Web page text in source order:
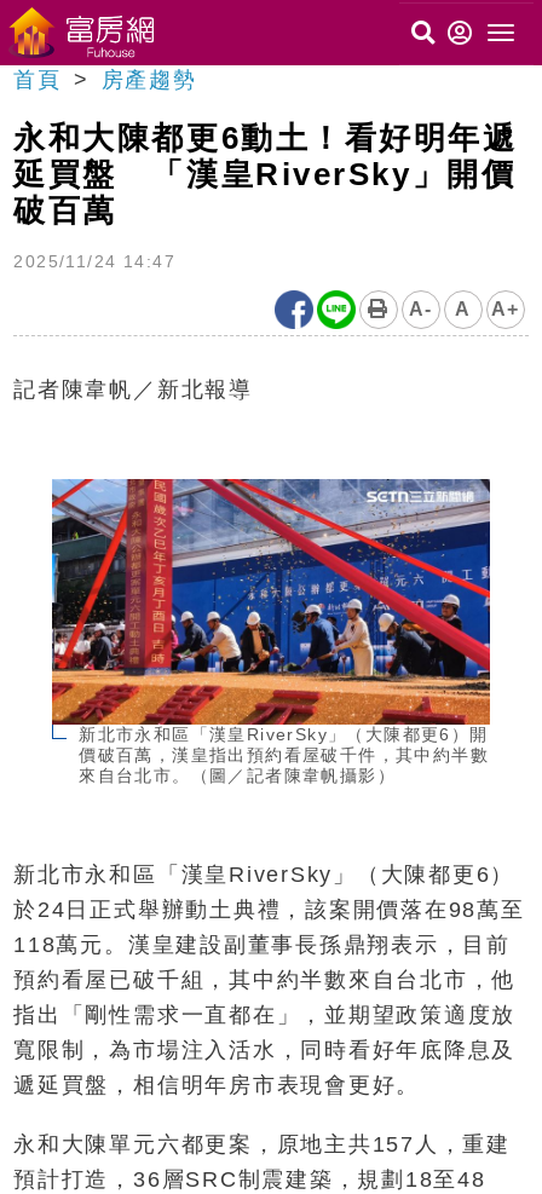
首頁 房產趨勢
永和大陳都更6動土！看好明年遞
延買盤 「漢皇RiverSky」開價
破百萬
2025/11/24 14:47
A- A A+
記者陳韋帆／新北報導
新北市永和區「漢皇RiverSky」（大陳都更6）開
價破百萬，漢皇指出預約看屋破千件，其中約半數
來自台北市。（圖／記者陳韋帆攝影）
新北市永和區「漢皇RiverSky」（大陳都更6）
於24日正式舉辦動土典禮，該案開價落在98萬至
118萬元。漢皇建設副董事長孫鼎翔表示，目前
預約看屋已破千組，其中約半數來自台北市，他
指出「剛性需求一直都在」，並期望政策適度放
寬限制，為市場注入活水，同時看好年底降息及
遞延買盤，相信明年房市表現會更好。
永和大陳單元六都更案，原地主共157人，重建
預計打造，36層SRC制震建築，規劃18至48